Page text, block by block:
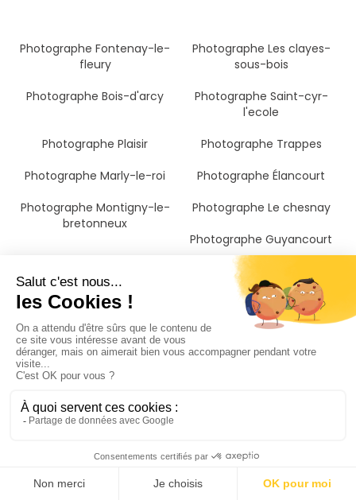
Photographe Fontenay-le-
fleury
Photographe Les clayes-
sous-bois
Photographe Bois-d'arcy
Photographe Saint-cyr-
l'ecole
Photographe Plaisir
Photographe Trappes
Photographe Marly-le-roi
Photographe Élancourt
Photographe Montigny-le-
bretonneux
Photographe Le chesnay
Photographe Guyancourt
en-laye
Photographe Bougival
Photographe Croissy-sur-
seine
Photographe Versailles
Photographe Voisins-le-
Photographe Le pecq
Photographe Chatou
Photographe Poissy